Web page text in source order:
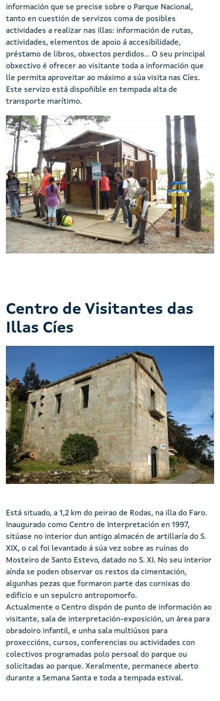
información que se precise sobre o Parque Nacional,
tanto en cuestión de servizos coma de posibles
actividades a realizar nas illas: información de rutas,
actividades, elementos de apoio á accesibilidade,
préstamo de libros, obxectos perdidos... O seu principal
obxectivo é ofrecer ao visitante toda a información que
lle permita aproveitar ao máximo a súa visita nas Cíes.
Este servizo está dispoñible en tempada alta de
transporte marítimo.
Centro de Visitantes das
Illas Cíes
Está situado, a 1,2 km do peirao de Rodas, na illa do Faro.
Inaugurado como Centro de Interpretación en 1997,
sitúase no interior dun antigo almacén de artillaría do S.
XIX, o cal foi levantado á súa vez sobre as ruínas do
Mosteiro de Santo Estevo, datado no S. XI. No seu interior
aínda se poden observar os restos da cimentación,
algunhas pezas que formaron parte das cornixas do
edificio e un sepulcro antropomorfo.
Actualmente o Centro dispón de punto de información ao
visitante, sala de interpretación-exposición, un área para
obradoiro infantil, e unha sala multiúsos para
proxeccións, cursos, conferencias ou actividades con
colectivos programadas polo persoal do parque ou
solicitadas ao parque. Xeralmente, permanece aberto
durante a Semana Santa e toda a tempada estival.